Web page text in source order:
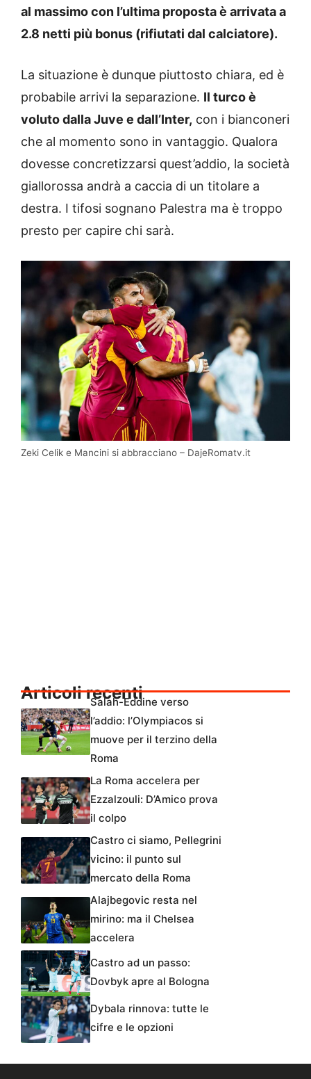
al massimo con l’ultima proposta è arrivata a
2.8 netti più bonus (rifiutati dal calciatore).
La situazione è dunque piuttosto chiara, ed è
probabile arrivi la separazione. Il turco è
voluto dalla Juve e dall’Inter, con i bianconeri
che al momento sono in vantaggio. Qualora
dovesse concretizzarsi quest’addio, la società
giallorossa andrà a caccia di un titolare a
destra. I tifosi sognano Palestra ma è troppo
presto per capire chi sarà.
Zeki Celik e Mancini si abbracciano – DajeRomatv.it
Articoli recenti
Salah-Eddine verso
l’addio: l’Olympiacos si
muove per il terzino della
Roma
La Roma accelera per
Ezzalzouli: D’Amico prova
il colpo
Castro ci siamo, Pellegrini
vicino: il punto sul
mercato della Roma
Alajbegovic resta nel
mirino: ma il Chelsea
accelera
Castro ad un passo:
Dovbyk apre al Bologna
Dybala rinnova: tutte le
cifre e le opzioni